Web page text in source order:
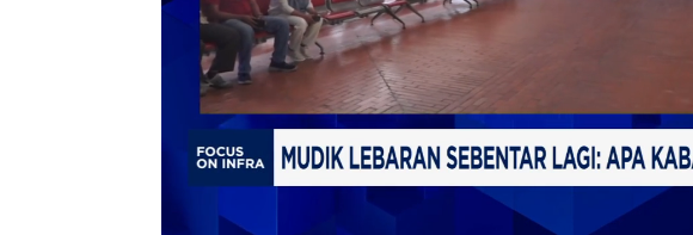
namun tidak akan menganggu persiapan jelang mudik lebaran,
maupun tol.
Selengkapnya saksikan dialog Bunga Cinka bersama
Infrastruktur & Pembangunan Kewilayahan Rachmat
Syaiful Huda di Program Evening Up CNBC Indonesia,